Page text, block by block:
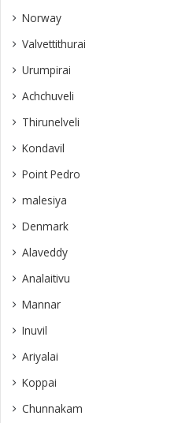
Norway
Valvettithurai
Urumpirai
Achchuveli
Thirunelveli
Kondavil
Point Pedro
malesiya
Denmark
Alaveddy
Analaitivu
Mannar
Inuvil
Ariyalai
Koppai
Chunnakam